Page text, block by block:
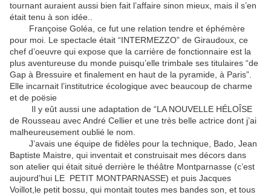
tournant auraient aussi bien fait l’affaire sinon mieux, mais il s’en
était tenu à son idée..
Françoise Goléa, ce fut une relation tendre et éphémère
pour moi. Le spectacle était “INTERMEZZO” de Giraudoux, ce
chef d’oeuvre qui expose que la carrière de fonctionnaire est la
plus aventureuse du monde puisqu’elle trimbale ses titulaires “de
Gap à Bressuire et finalement en haut de la pyramide, à Paris”.
Elle incarnait l’institutrice écologique avec beaucoup de charme
et de poësie
Il y eût aussi une adaptation de “LA NOUVELLE HÉLOÎSE
de Rousseau avec André Cellier et une très belle actrice dont j’ai
malheureusement oublié le nom.
J’avais une équipe de fidèles pour la technique, Bado, Jean
Baptiste Maistre, qui inventait et construisait mes décors dans
son atelier qui était situé derrière le théâtre Montparnasse (c’est
aujourd’hui LE PETIT MONTPARNASSE) et puis Jacques
Voillot,le petit bossu, qui montait toutes mes bandes son, et tous